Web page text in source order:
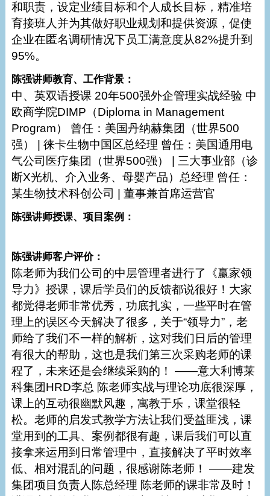
和职责，设定业绩目标和个人成长目标，精准培
育接班人并为其做好职业规划和提供资源，促使
企业在匿名调研情况下员工满意度从82%提升到
95%。
陈强讲师教育、工作背景：
中、英双语授课 20年500强外企管理实战经验 中
欧商学院DIMP（Diploma in Management
Program） 曾任：美国丹纳赫集团（世界500
强） | 徕卡生物中国区总经理 曾任：美国通用电
气公司医疗集团（世界500强） | 三大事业部（诊
断X光机、介入业务、母婴产品）总经理 曾任：
某生物技术科创公司 | 董事兼首席运营官
陈强讲师授课、项目案例：
陈强讲师客户评价：
陈老师为我们公司的中层管理者进行了《赢家领
导力》授课，课后学员们的反馈都说很好！大家
都觉得老师非常优秀，功底扎实，一些平时在管
理上的误区今天解决了很多，关于“领导力”，老
师给了我们不一样的解析，这对我们日后的管理
有很大的帮助，这也是我们第三次采购老师的课
程了，未来还是会继续采购的！ ——意大利博莱
科集团HRD李总 陈老师实战与理论功底很深厚，
课上的互动很幽默风趣，寓教于乐，课堂很轻
松。老师的启发式教学方法让我们受益匪浅，课
堂用到的工具、案例都很有趣，课后我们可以直
接拿来运用到日常管理中，直接解决了平时效率
低、相对混乱的问题，很感谢陈老师！ ——建发
集团项目负责人陈总经理 陈老师的课非常及时！